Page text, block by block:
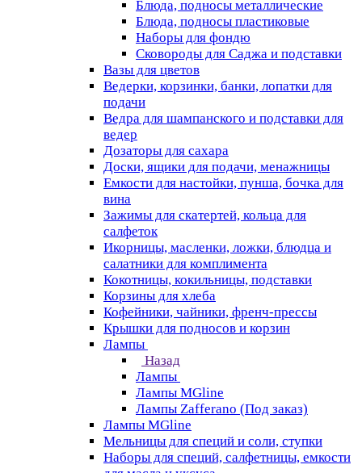
Блюда, подносы металлические
Блюда, подносы пластиковые
Наборы для фондю
Сковороды для Саджа и подставки
Вазы для цветов
Ведерки, корзинки, банки, лопатки для
подачи
Ведра для шампанского и подставки для
ведер
Дозаторы для сахара
Доски, ящики для подачи, менажницы
Емкости для настойки, пунша, бочка для
вина
Зажимы для скатертей, кольца для
салфеток
Икорницы, масленки, ложки, блюдца и
салатники для комплимента
Кокотницы, кокильницы, подставки
Корзины для хлеба
Кофейники, чайники, френч-прессы
Крышки для подносов и корзин
Лампы
Назад
Лампы
Лампы MGline
Лампы Zafferano (Под заказ)
Лампы MGline
Мельницы для специй и соли, ступки
Наборы для специй, салфетницы, емкости